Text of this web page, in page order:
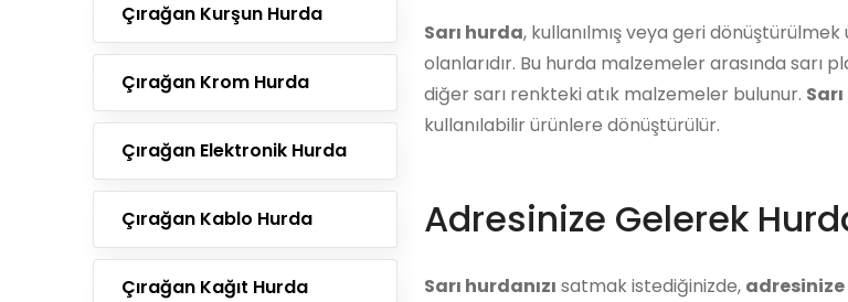
Çırağan Kurşun Hurda
Çırağan Krom Hurda
Çırağan Elektronik Hurda
Çırağan Kablo Hurda
Çırağan Kağıt Hurda
Sarı hurda, kullanılmış veya geri
olanlarıdır. Bu hurda malzemeler arasında sarı
diğer sarı renkteki atık malzemeler bulunur.
kullanılabilir ürünlere dönüştürülür.
Adresinize Gelerek
Sarı hurdanızı satmak istediğinizde,